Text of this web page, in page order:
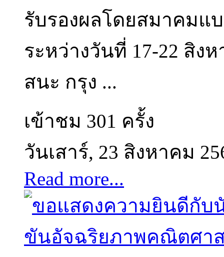
รับรองผลโดยสมาคมแ
ระหว่างวันที่ 17-22 สิ
สนะ กรุง ...
เข้าชม 301 ครั้ง
วันเสาร์, 23 สิงหาคม
Read more...